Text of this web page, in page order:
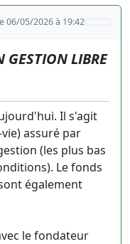
06/05/2026 à 19:42
GESTION LIBRE
Il s'agit
assuré par
(les plus bas
Le fonds
également
le fondateur